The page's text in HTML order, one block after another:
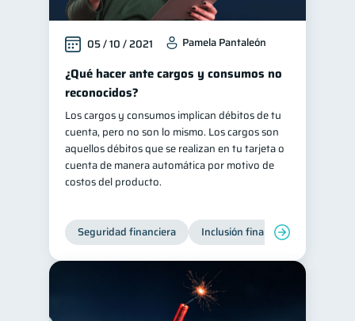
05 / 10 / 2021 Pamela Pantaleón
¿Qué hacer ante cargos y consumos no
reconocidos?
Los cargos y consumos implican débitos de tu
cuenta, pero no son lo mismo. Los cargos son
aquellos débitos que se realizan en tu tarjeta o
cuenta de manera automática por motivo de
costos del producto.
Seguridad financiera Inclusión financiera